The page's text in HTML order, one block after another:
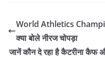
World Athletics
क्या बोले नीरज चोपड़ा
जानें कौन दे रहा है कैटरीना कैफ